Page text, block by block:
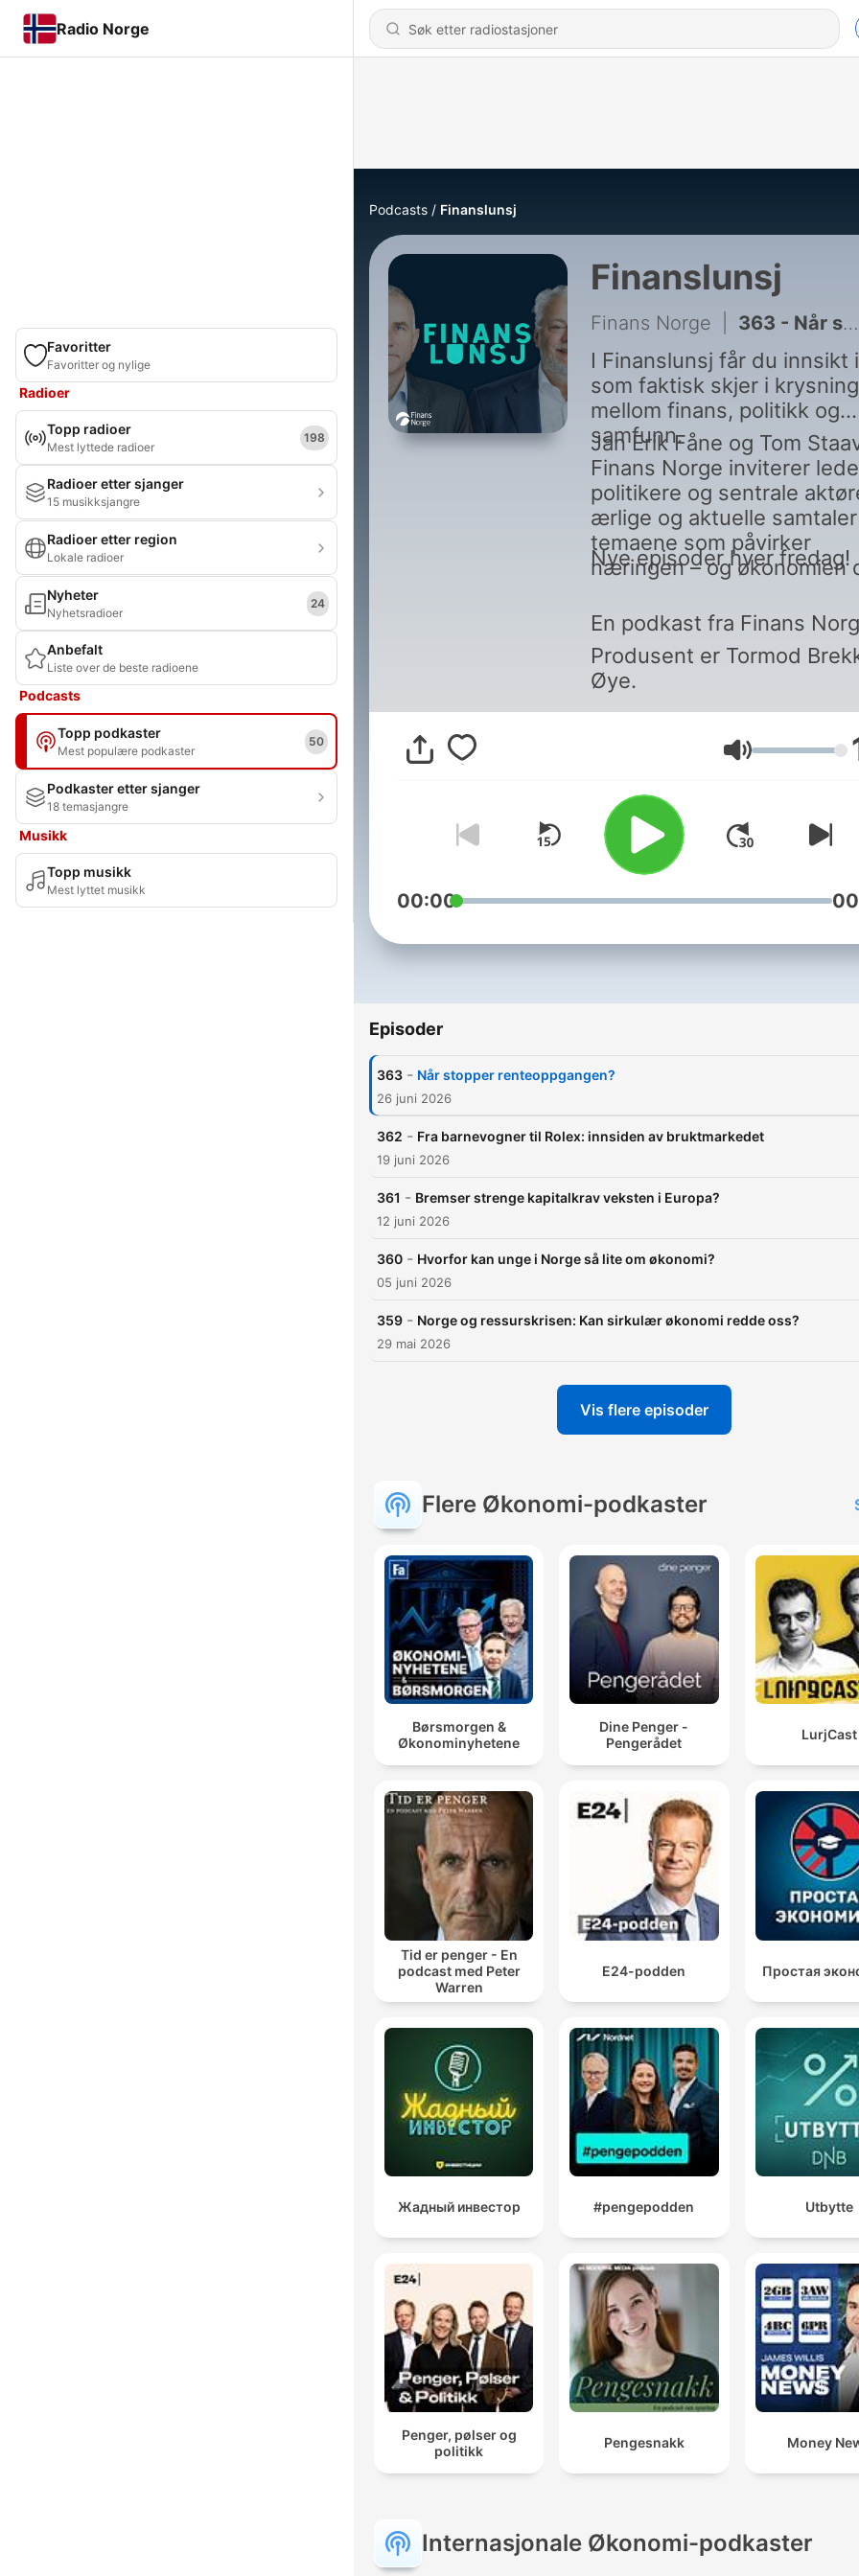
Radio Norge
Favoritter
Favoritter og nylige
Radioer
Topp radioer
Mest lyttede radioer
198
Radioer etter sjanger
15 musikksjangre
Radioer etter region
Lokale radioer
Nyheter
Nyhetsradioer
24
Anbefalt
Liste over de beste radioene
Podcasts
Topp podkaster
Mest populære podkaster
50
Podkaster etter sjanger
18 temasjangre
Musikk
Topp musikk
Mest lyttet musikk
Podcasts Finanslunsj
Finanslunsj
Finans Norge 363 - Når stopper renteoppgangen?
I Finanslunsj får du innsikt
som faktisk skjer i
mellom finans, politikk og
samfunn.
Jan Erik Fåne og Tom
Finans Norge inviterer
politikere og sentrale
ærlige og aktuelle
temaene som påvirker
næringen – og økonomien
Nye episoder hver fredag!
En podkast fra Finans
Produsent er Tormod
Øye.
Volum
00:00
Episoder
363 - Når stopper renteoppgangen?
26 juni 2026
362 - Fra barnevogner til Rolex: innsiden av bruktmarkedet
19 juni 2026
361 - Bremser strenge kapitalkrav veksten i Europa?
12 juni 2026
360 - Hvorfor kan unge i Norge så lite om økonomi?
05 juni 2026
359 - Norge og ressurskrisen: Kan sirkulær økonomi redde oss?
29 mai 2026
Vis flere episoder
Flere Økonomi-podkaster
Børsmorgen &
Økonominyhetene
Dine Penger -
Pengerådet
LurjCast
Tid er penger - En
podcast med Peter
Warren
E24-podden Простая
Жадный инвестор #pengepodden Utbytte
Penger, pølser og
politikk
Pengesnakk Money
Internasjonale Økonomi-podkaster